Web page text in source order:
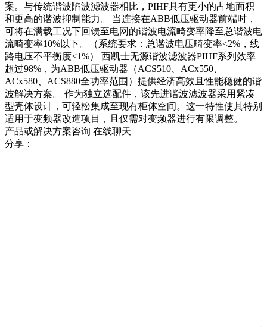
案。与传统谐波陷波滤波器相比，PIHF具有更小的占地面积
和更高的谐波抑制能力。 当连接在ABB低压驱动器前端时，
可将在满载工况下回馈至电网的谐波电流畸变率降至总谐波电
流畸变率10%以下。（系统要求：总谐波电压畸变率<2%，线
路电压不平衡度<1%） 西凯士无源谐波滤波器PIHF系列效率
超过98%，为ABB低压驱动器（ACS510、ACx550、
ACx580、ACS880全功率范围）提供经济高效且性能稳健的谐
波解决方案。 作为独立选配件，该先进谐波滤波器采用紧凑
型壳体设计，可轻松集成至现有柜体空间。这一特性使其特别
适用于变频器改造项目，且仅需对变频器进行有限调整。
产品或解决方案咨询 在线聊天
分享：